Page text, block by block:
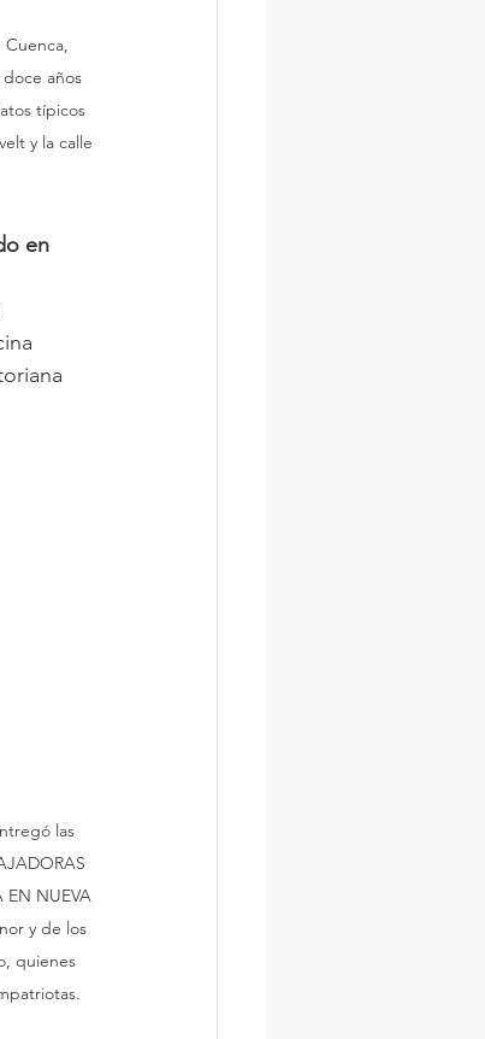
años
típicos
y la calle
en
las
EN NUEVA
y de los
quienes